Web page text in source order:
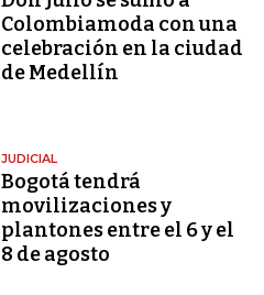
Colombiamoda con una
celebración en la ciudad
de Medellín
JUDICIAL
Bogotá tendrá
movilizaciones y
plantones entre el 6 y el
8 de agosto